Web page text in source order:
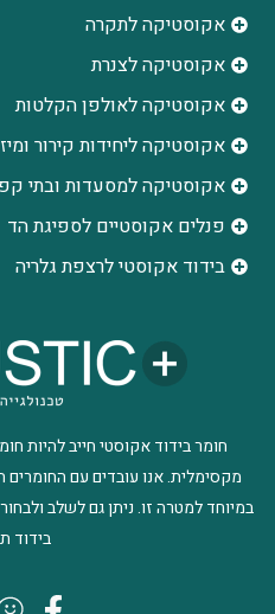
חומר בידוד אקוסטי חייב להיות
מקסימלית. אנו עובדים עם החומרים
במיוחד למטרה זו. ניתן גם לשלב
בידוד
אקוסטיקה לתקרה
אקוסטיקה לצנרת
אקוסטיקה לאולפן הקלטות
‫אקוסטיקה ליחידות קירור
אקוסטיקה למסעדות ובתי
פנלים אקוסטיים לספיגת הד
בידוד אקוסטי לרצפת גלריה